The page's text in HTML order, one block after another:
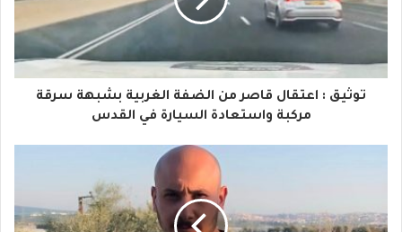
د
ا
إ
توثيق : اعتقال قاصر من الضفة الغربية بشبهة سرقة
مركبة واستعادة السيارة في القدس